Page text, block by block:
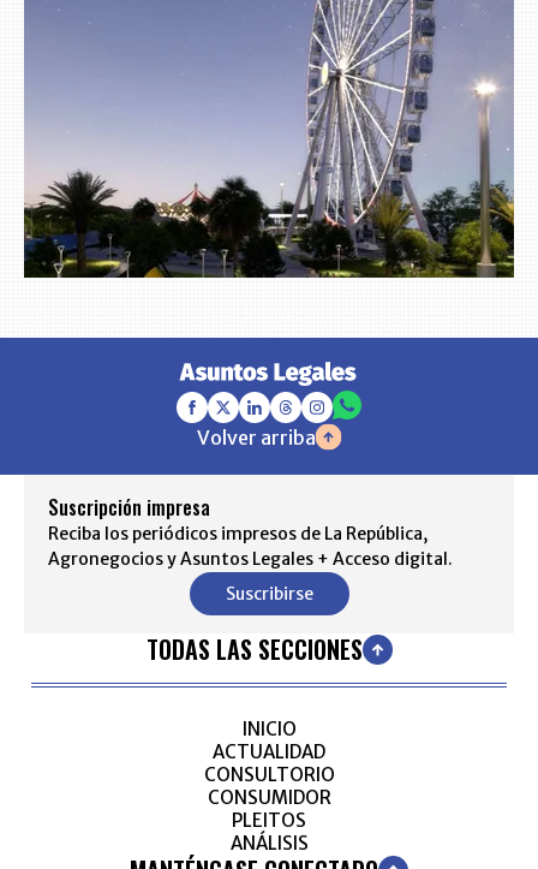
Volver arriba
Suscripción impresa
Reciba los periódicos impresos de La República,
Agronegocios y Asuntos Legales + Acceso digital.
Suscribirse
TODAS LAS SECCIONES
INICIO
ACTUALIDAD
CONSULTORIO
CONSUMIDOR
PLEITOS
ANÁLISIS